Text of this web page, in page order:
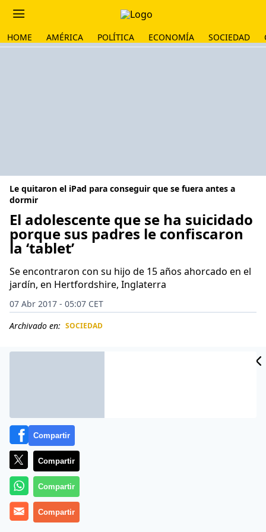
HOME AMÉRICA POLÍTICA ECONOMÍA SOCIEDAD
Le quitaron el iPad para conseguir que se fuera antes a
dormir
El adolescente que se ha suicidado
porque sus padres le confiscaron
la ‘tablet’
Se encontraron con su hijo de 15 años ahorcado en el
jardín, en Hertfordshire, Inglaterra
07 Abr 2017 - 05:07 CET
Archivado en: SOCIEDAD
Un joven de 15 años de Hertfordshire, en Inglaterra,
Compartir
Compartir
Compartir
Compartir